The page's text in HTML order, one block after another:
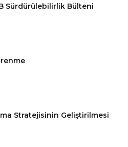
Sürdürülebilirlik Bülteni
Stratejisinin Geliştirilmesi